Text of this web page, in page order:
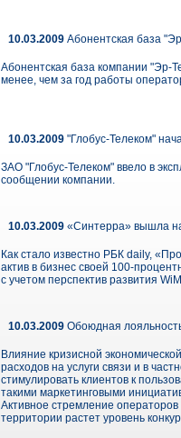
10.03.2009 Абонентская база
Абонентская база компании "Эр-
менее, чем за год работы
10.03.2009 "Глобус-Телеком"
ЗАО "Глобус-Телеком" ввело в
сообщении компании.
10.03.2009 «Синтерра» вышла
Как стало известно РБК daily,
актив в бизнес своей 100-
с учетом перспектив развития
10.03.2009 Обоюдная
Влияние кризисной
расходов на услуги связи и в
стимулировать клиентов к
такими маркетинговыми
Активное стремление
территории растет уровень